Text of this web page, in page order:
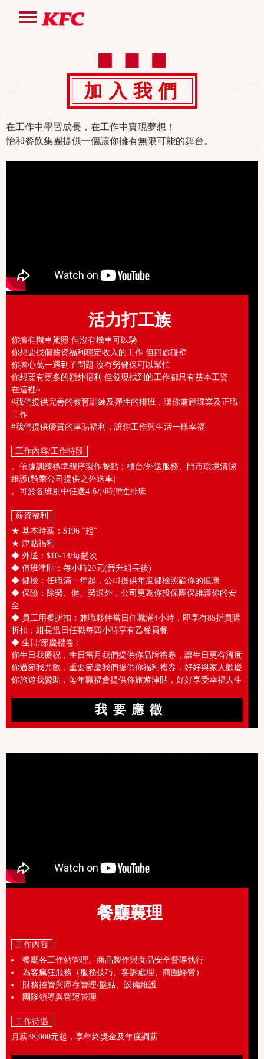
加入我們
在工作中學習成長，在工作中實現夢想！
怡和餐飲集團提供一個讓你擁有無限可能的舞台。
活力打工族
你擁有機車駕照 但沒有機車可以騎
你想要找個薪資福利穩定收入的工作 但四處碰壁
你擔心萬一遇到了問題 沒有勞健保可以幫忙
你想要有更多的額外福利 但發現找到的工作都只有基本工資
在這裡~
#我們提供完善的教育訓練及彈性的排班，讓你兼顧課業及正職
工作
#我們提供優質的津貼福利，讓你工作與生活一樣幸福
工作內容/工作時段
。依據訓練標準程序製作餐點；櫃台/外送服務、門市環境清潔
維護(騎乘公司提供之外送車)
。可於各班別中任選4-6小時彈性排班
薪資福利
★ 基本時薪：$196 "起"
★ 津貼福利
◆ 外送：$10-14/每趟次
◆ 值班津貼：每小時20元(晉升組長後)
◆ 健檢：任職滿一年起，公司提供年度健檢照顧你的健康
◆ 保險：除勞、健、勞退外，公司更為你投保團保維護你的安
全
◆ 員工用餐折扣：兼職夥伴當日任職滿4小時，即享有85折員購
折扣；組長當日任職每四小時享有乙餐員餐
◆ 生日/節慶禮卷：
你生日我慶祝，生日當月我們提供你品牌禮卷，讓生日更有溫度
你過節我共歡，重要節慶我們提供你福利禮券，好好與家人歡慶
你旅遊我贊助，每年職福會提供你旅遊津貼，好好享受幸福人生
我要應徵
餐廳襄理
工作內容
餐廳各工作站管理、商品製作與食品安全督導執行
為客瘋狂服務（服務技巧、客訴處理、商圈經營）
財務控管與庫存管理/盤點、設備維護
團隊領導與營運管理
工作待遇
月薪38,000元起，享年終獎金及年度調薪